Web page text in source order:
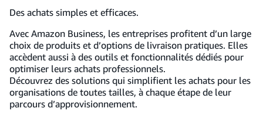
Des achats simples et efficaces.
Avec Amazon Business, les entreprises profitent d’un large
choix de produits et d’options de livraison pratiques. Elles
accèdent aussi à des outils et fonctionnalités dédiés pour
optimiser leurs achats professionnels.
Découvrez des solutions qui simplifient les achats pour les
organisations de toutes tailles, à chaque étape de leur
parcours d’approvisionnement.